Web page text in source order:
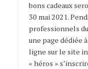
bons cadeaux
30 mai 2021.
professionnels
une page dédiée
ligne sur le site
« héros »